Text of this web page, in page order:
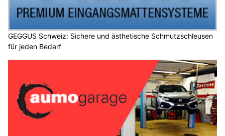
GEGGUS Schweiz: Sichere und ästhetische Schmutzschleusen
für jeden Bedarf